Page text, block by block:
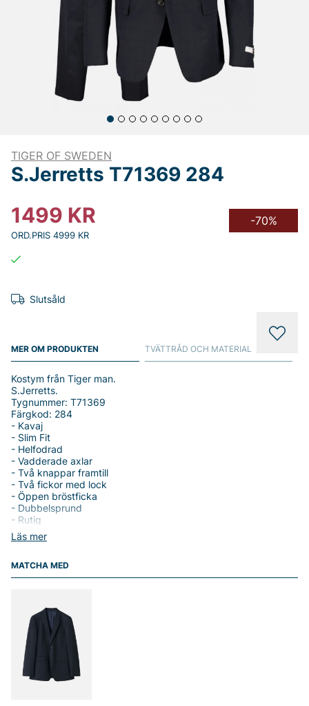
TIGER OF SWEDEN
S.Jerretts T71369 284
1499 KR
ORD.PRIS 4999 KR
-70%
Slutsåld
MER OM PRODUKTEN
Läs mer
Kostym från Tiger man.
S.Jerretts.
Tygnummer: T71369
Färgkod: 284
- Kavaj
- Slim Fit
- Helfodrad
- Vadderade axlar
- Två knappar framtill
- Två fickor med lock
- Öppen bröstficka
- Dubbelsprund
- Rutig
- Byxor
- Smala ben
- Öppna sidofickor
- Rutig
Tack för att du handlar i vår webbshop. Besök oss även i vår
butik i Vingåker.
TVÄTTRÅD OCH MATERIAL
MATCHA MED